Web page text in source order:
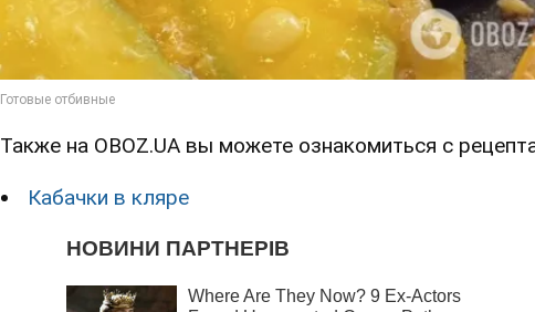
Также на OBOZ.UA вы можете ознакомиться с
Кабачки в кляре